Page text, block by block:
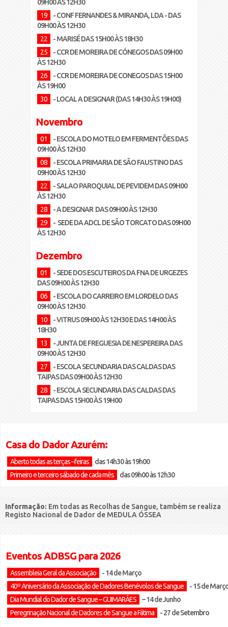
09H00 ÀS 12H30
19
- CONF FERNANDES & MIRANDA, LDA - DAS
09H00 ÀS 12H30
22
- MARISÉ DAS 15H00 ÀS 18H30
25
- CCR DE MOREIRA DE CÓNEGOS DAS 09H00
ÀS 12H30
26
- CCR DE MOREIRA DE CONEGOS DAS 15H00
ÀS 19H00
30
- LOCAL A DESIGNAR (DAS 14H30 ÀS 19H00)
Novembro
01
- ESCOLA DO MOTELO EM FERMENTÕES DAS
09H00 ÀS 12H30
08
- ESCOLA PRIMARIA DE SÃO FAUSTINO DAS
09H00 ÀS 12H30
22
- SALAO PAROQUIAL DE PEVIDEM DAS 09H00
ÀS 12H30
28
- A DESIGNAR DAS 09H00 ÀS 12H30
29
- SEDE DA ADCL DE SÃO TORCATO DAS 09H00
ÀS 12H30
Dezembro
01
- SEDE DOS ESCUTEIROS DA FNA DE URGEZES
DAS 09H00 ÀS 12H30
06
- ESCOLA DO CARREIRO EM LORDELO DAS
09H00 ÀS 12H30
10
- VITRUS 09H00 ÀS 12H30 E DAS 14H00 ÀS
18H30
13
- JUNTA DE FREGUESIA DE NESPEREIRA DAS
09H00 ÀS 12H30
27
- ESCOLA SECUNDARIA DAS CALDAS DAS
TAIPAS DAS 09H00 ÀS 12H30
28
- ESCOLA SECUNDARIA DAS CALDAS DAS
TAIPAS DAS 15H00 ÀS 19H00
Casa do Dador Azurém:
Aberto todas as terças –feiras
das 14h30 às 19h00
Primeiro e terceiro sábado de cada mês
das 09h00 às 12h30
Informação: Em todas as Recolhas de Sangue, também se realiza
Registo Nacional de Dador de MEDULA ÓSSEA
Eventos ADBSG para 2026
Assembleia Geral da Associação
- 14 de Março
40º Aniversário da Associação de Dadores Benévolos de Sangue
- 15 de
Dia Mundial do Dador de Sangue – GUIMARÃES
– 14 de Junho
Peregrinação Nacional de Dadores de Sangue a Fátima
- 27 de Setembro